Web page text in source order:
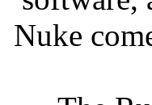
Nuke